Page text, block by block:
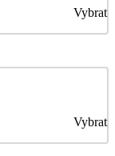
Vybrat
Vybrat